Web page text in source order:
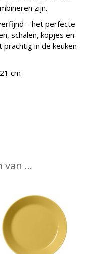
zijn.
– het perfecte
schalen, kopjes en
in de keuken
cm
van …